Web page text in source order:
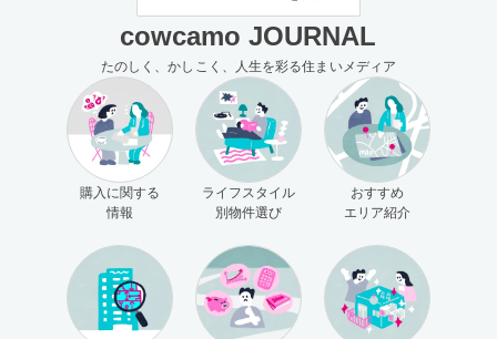
cowcamo JOURNAL
たのしく、かしこく、人生を彩る住まいメディア
購入に関する
情報
ライフスタイル
別物件選び
おすすめ
エリア紹介